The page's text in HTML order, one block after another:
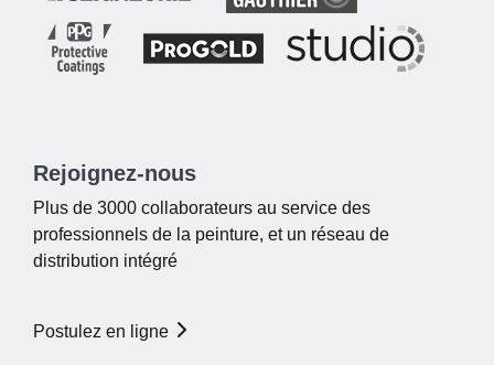
Rejoignez-nous
Plus de 3000 collaborateurs au service des
professionnels de la peinture, et un réseau de
distribution intégré
Postulez en ligne